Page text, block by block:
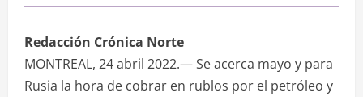
Redacción Crónica Norte
MONTREAL, 24 abril 2022.— Se acerca mayo y para
Rusia la hora de cobrar en rublos por el petróleo y